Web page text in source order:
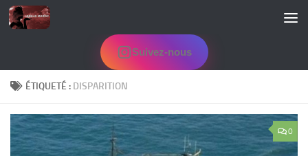
Skip to content
Suivez-nous
ÉTIQUETÉ : DISPARITION
0